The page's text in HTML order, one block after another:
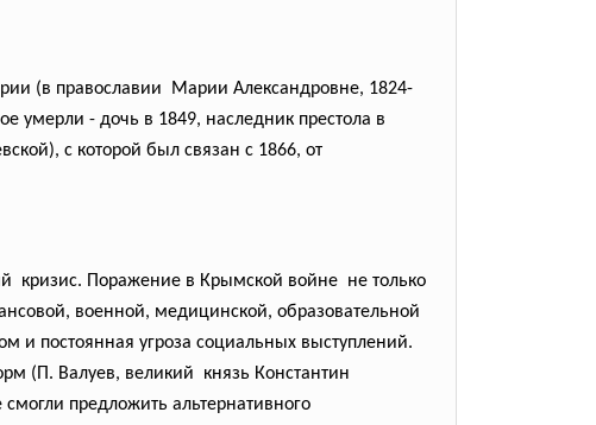
(в православии Марии Александровне, 1824-
умерли - дочь в 1849, наследник престола в
с которой был связан с 1866, от
кризис. Поражение в Крымской войне не только
военной, медицинской, образовательной
и постоянная угроза социальных выступлений.
(П. Валуев, великий князь Константин
предложить альтернативного